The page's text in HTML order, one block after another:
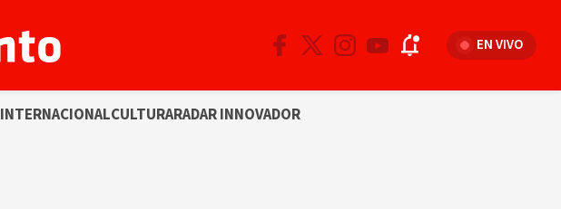
EN VIVO
INTERNACIONALCULTURARADAR INNOVADOR